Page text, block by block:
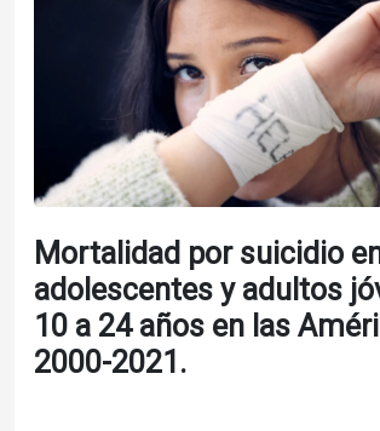
Mortalidad por suicidio
adolescentes y adultos
10 a 24 años en las
2000-2021.